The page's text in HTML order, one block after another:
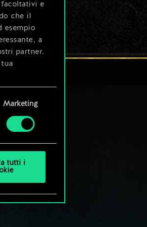
e
che il
esempio
a
partner.
le tue
Marketing
tutti i